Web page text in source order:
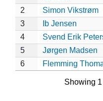
2 Simon Vikstrøm
3
Ib Jensen
4
Svend Erik
5
Jørgen Madsen
6
Flemming
Showing